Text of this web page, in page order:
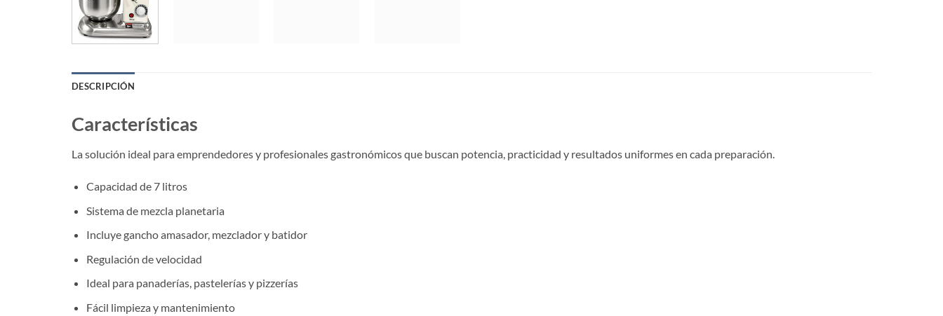
DESCRIPCIÓN
Características
La solución ideal para emprendedores y profesionales gastronómicos que buscan potencia, practicidad y resultados uniformes en cada preparación.
Capacidad de 7 litros
Sistema de mezcla planetaria
Incluye gancho amasador, mezclador y batidor
Regulación de velocidad
Ideal para panaderías, pastelerías y pizzerías
Fácil limpieza y mantenimiento